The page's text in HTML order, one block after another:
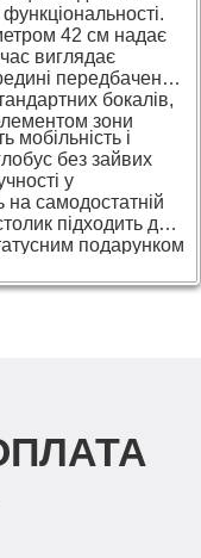
42 см надає
виглядає
передбачено
бокалів,
зони
мобільність і
без зайвих
у
на самодостатній
підходить для
подарунком
й